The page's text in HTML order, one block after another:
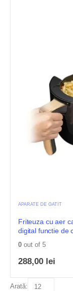
APARATE DE GATIT
Friteuza cu aer
digital functie de
0 out of 5
288,00 lei
Arată: